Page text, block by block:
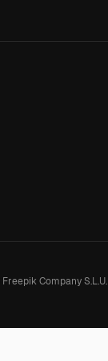
Freepik Company S.L.U.